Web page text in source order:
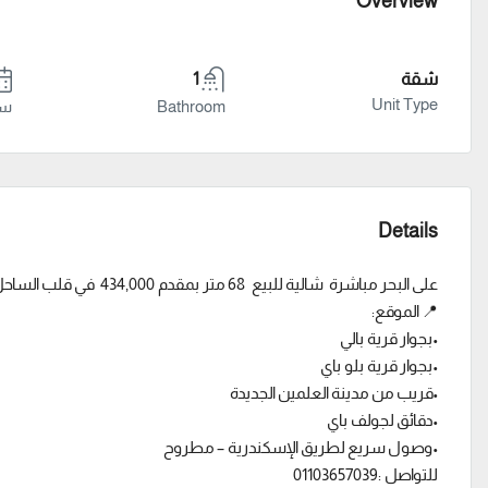
شقة
Unit Type
1
Bathroom
Details
على البحر مباشرة شالية للبيع 68 متر بمقدم 434,000 في قلب الساحل الشمالي
📍 الموقع:
•بجوار قرية بالي
•بجوار قرية بلو باي
•قريب من مدينة العلمين الجديدة
•دقائق لجولف باي
•وصول سريع لطريق الإسكندرية – مطروح
للتواصل :01103657039